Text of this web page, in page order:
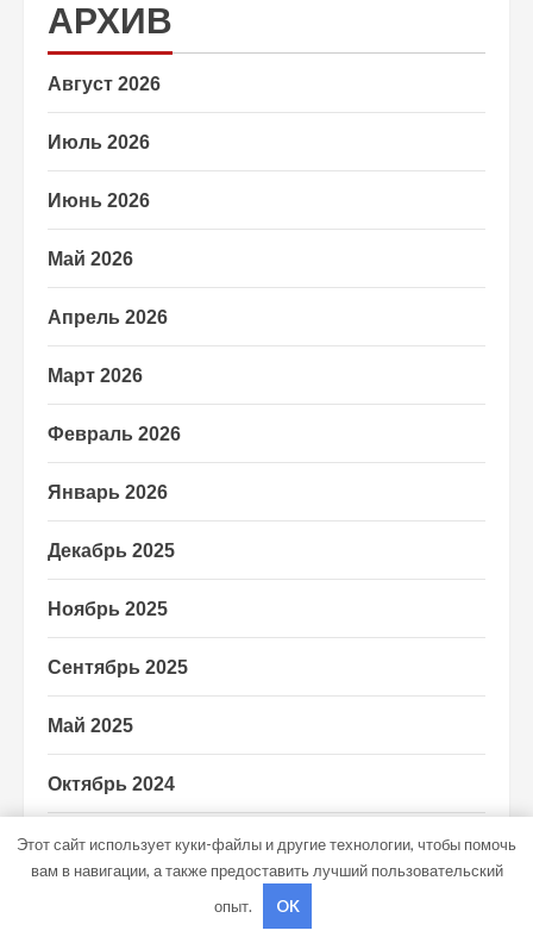
АРХИВ
Август 2026
Июль 2026
Июнь 2026
Май 2026
Апрель 2026
Март 2026
Февраль 2026
Январь 2026
Декабрь 2025
Ноябрь 2025
Сентябрь 2025
Май 2025
Октябрь 2024
Сентябрь 2024
Этот сайт использует куки-файлы и другие технологии, чтобы помочь
вам в навигации, а также предоставить лучший пользовательский
опыт.
OK